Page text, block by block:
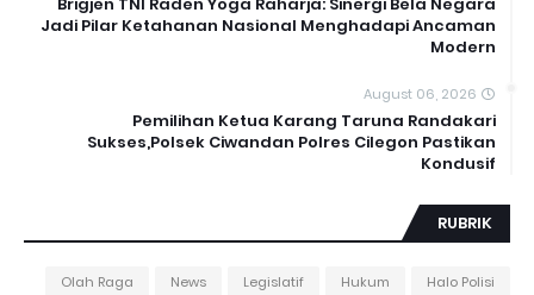
Brigjen TNI Raden Yoga Raharja: Sinergi Bela Negara
Jadi Pilar Ketahanan Nasional Menghadapi Ancaman
Modern
August 06, 2026
Pemilihan Ketua Karang Taruna Randakari
Sukses,Polsek Ciwandan Polres Cilegon Pastikan
Kondusif
RUBRIK
Halo Polisi
Hukum
Legislatif
News
Olah Raga